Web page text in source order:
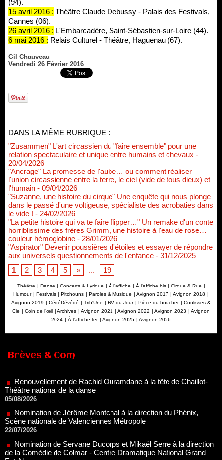
(94).
15 avril 2016 : Théâtre Claude Debussy - Palais des Festivals,
Cannes (06).
26 avril 2016 : L'Embarcadère, Saint-Sébastien-sur-Loire (44).
6 mai 2016 : Relais Culturel - Théâtre, Haguenau (67).
Gil Chauveau
Vendredi 26 Février 2016
DANS LA MÊME RUBRIQUE :
"Zusammen" L'art circassien du "faire ensemble" pour une
relation spectaculaire et unique entre humains et chevaux -
20/04/2026
"Ancrage" La promesse de l'aube… ou comment réaliser
l'union circassienne entre la terre, le ciel (vide de tous dieux) et
l'humain - 09/04/2026
"Suzanne, une histoire du cirque" Une enquête qui nous plonge
dans le passé d'une voltigeuse, spécialiste des acrobaties dans
le vide ! - 24/02/2026
"La petite histoire qui va te faire flipper…" Un remake d'un conte
horriblissime des frères Grimm, une histoire à l'eau de rose…
couleur hémoglobine - 28/01/2026
"Aspirator" Devenir poussières d'étoiles et essayer de répondre
aux universels questionnements de l'enfance - 31/12/2025
1
2 3 4 5 » ... 19
Théâtre | Danse | Concerts & Lyrique | À l'affiche | À l'affiche bis | Cirque & Rue |
Humour | Festivals | Pitchouns | Paroles & Musique | Avignon 2017 | Avignon 2018 |
Avignon 2019 | CédéDévédé | Trib'Une | RV du Jour | Pièce du boucher | Coulisses &
Cie | Coin de l’œil | Archives | Avignon 2021 | Avignon 2022 | Avignon 2023 | Avignon
2024 | À l'affiche ter | Avignon 2025 | Avignon 2026
Brèves & Com
Théâtre national de la danse
Nomination de Jérôme Montchal à la direction du Phénix,
Scène nationale de Valenciennes Métropole
22/07/2026
Nomination de Servane Ducorps et Mikaël Serre à la direction
de la Comédie de Colmar - Centre Dramatique National Grand
Est Alsace
Thomas Jolly et Laëtitia Guédon nommés à la direction du
TNP